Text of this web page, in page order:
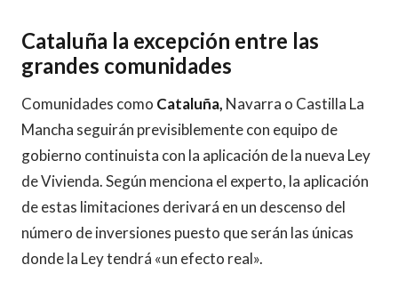
Cataluña la excepción entre las
grandes comunidades
Comunidades como Cataluña, Navarra o Castilla La
Mancha seguirán previsiblemente con equipo de
gobierno continuista con la aplicación de la nueva Ley
de Vivienda. Según menciona el experto, la aplicación
de estas limitaciones derivará en un descenso del
número de inversiones puesto que serán las únicas
donde la Ley tendrá «un efecto real».